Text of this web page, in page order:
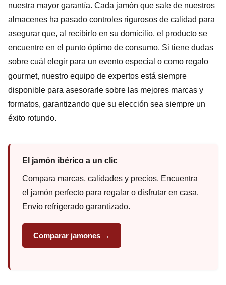
nuestra mayor garantía. Cada jamón que sale de nuestros
almacenes ha pasado controles rigurosos de calidad para
asegurar que, al recibirlo en su domicilio, el producto se
encuentre en el punto óptimo de consumo. Si tiene dudas
sobre cuál elegir para un evento especial o como regalo
gourmet, nuestro equipo de expertos está siempre
disponible para asesorarle sobre las mejores marcas y
formatos, garantizando que su elección sea siempre un
éxito rotundo.
El jamón ibérico a un clic
Compara marcas, calidades y precios. Encuentra
el jamón perfecto para regalar o disfrutar en casa.
Envío refrigerado garantizado.
Comparar jamones →